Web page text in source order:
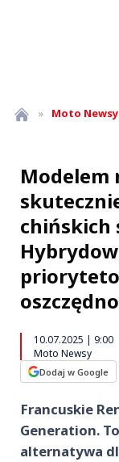
» Moto Newsy
Modelem
chińskich
10.07.2025 | 9:00
Moto Newsy
Dodaj w Google
Francuskie
Generation.
alternatywa